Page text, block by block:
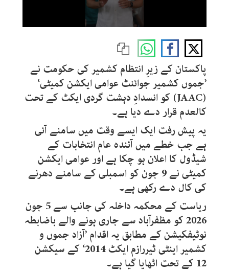
24
seconds
پاکستان کے زیرِ انتظام کشمیر کی حکومت نے
’جموں کشمیر جوائنٹ عوامی ایکشن کمیٹی‘
(JAAC) کو انسدادِ دہشت گردی ایکٹ کے تحت
کالعدم قرار دے دیا ہے۔
یہ پیش رفت ایک ایسے وقت میں سامنے آئی
ہے جب خطے میں آئندہ عام انتخابات کے
شیڈول کا اعلان ہو چکا ہے اور عوامی ایکشن
کمیٹی نے 9 جون کو اسمبلی کے سامنے دھرنے
کی کال دے رکھی ہے۔
ریاست کے محکمہ داخلہ کی جانب سے 5 جون
2026 کو مظفرآباد سے جاری ہونے والے باضابطہ
نوٹیفکیشن کے مطابق یہ اقدام ’آزاد جموں و
کشمیر اینٹی ٹیررازم ایکٹ 2014‘ کے سیکشن
12 کے تحت اٹھایا گیا ہے۔